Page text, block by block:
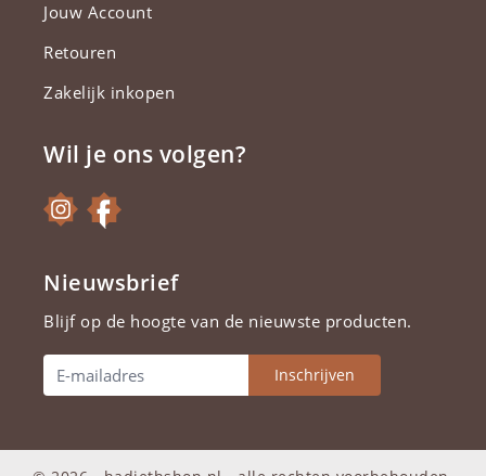
Jouw Account
Retouren
Zakelijk inkopen
Wil je ons volgen?
Nieuwsbrief
Blijf op de hoogte van de nieuwste producten.
Inschrijven